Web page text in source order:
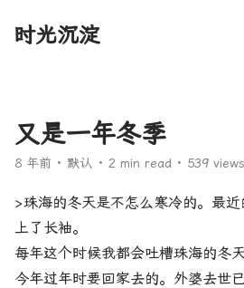
时光沉淀
又是一年冬季
8 年前 默认 2 min read 539 views
>珠海的冬天是不怎么寒冷的。最
上了长袖。
每年这个时候我都会吐槽珠海的冬天
今年过年时要回家去的。外婆去世